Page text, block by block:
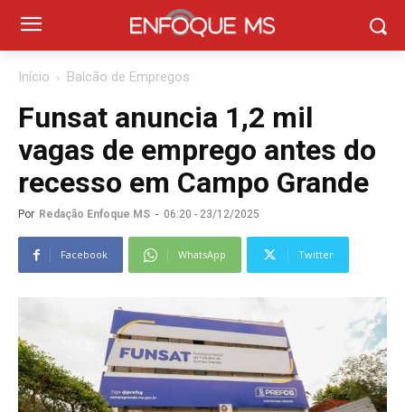
Início Balcão de Empregos
Funsat anuncia 1,2 mil
vagas de emprego antes do
recesso em Campo Grande
Por Redação Enfoque MS - 06:20 - 23/12/2025
Facebook WhatsApp Twitter